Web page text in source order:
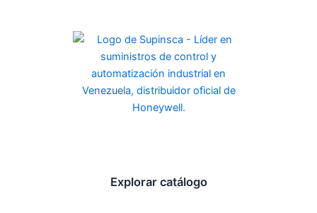
Explorar catálogo